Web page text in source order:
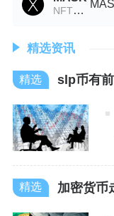
NFTX Hashmasks Index
精选资讯
slp币有
加密货币